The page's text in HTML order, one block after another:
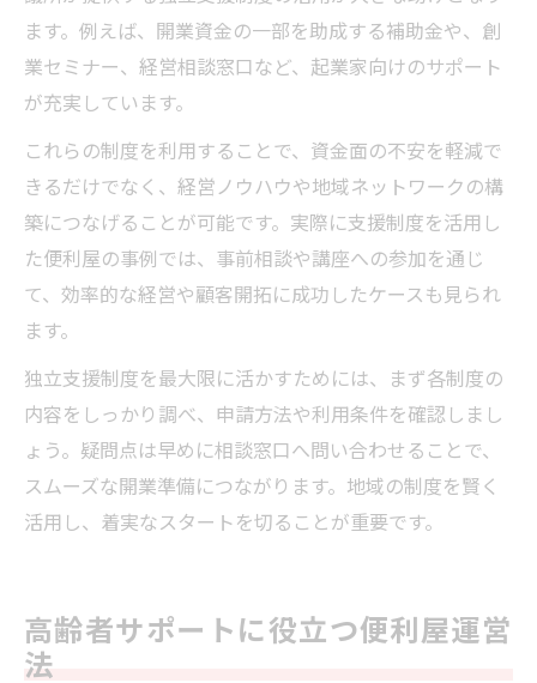
ます。例えば、開業資金の一部を助成する補助金や、創
業セミナー、経営相談窓口など、起業家向けのサポート
が充実しています。
これらの制度を利用することで、資金面の不安を軽減で
きるだけでなく、経営ノウハウや地域ネットワークの構
築につなげることが可能です。実際に支援制度を活用し
た便利屋の事例では、事前相談や講座への参加を通じ
て、効率的な経営や顧客開拓に成功したケースも見られ
ます。
独立支援制度を最大限に活かすためには、まず各制度の
内容をしっかり調べ、申請方法や利用条件を確認しまし
ょう。疑問点は早めに相談窓口へ問い合わせることで、
スムーズな開業準備につながります。地域の制度を賢く
活用し、着実なスタートを切ることが重要です。
高齢者サポートに役立つ便利屋運営
法